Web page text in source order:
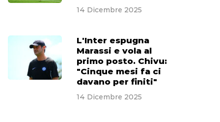
14 Dicembre 2025
L'Inter espugna
Marassi e vola al
primo posto. Chivu:
"Cinque mesi fa ci
davano per finiti"
14 Dicembre 2025